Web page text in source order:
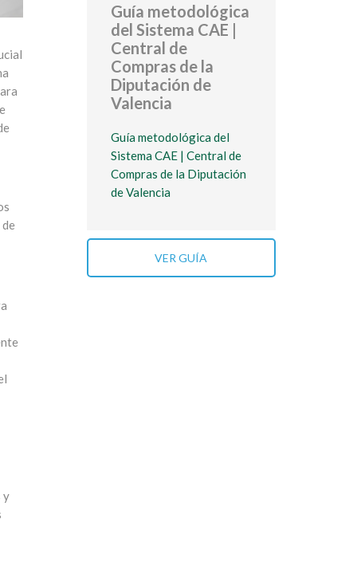
y
Guía metodológica
del Sistema CAE |
Central de
Compras de la
Diputación de
Valencia
Guía metodológica del
Sistema CAE | Central de
Compras de la Diputación
de Valencia
VER GUÍA